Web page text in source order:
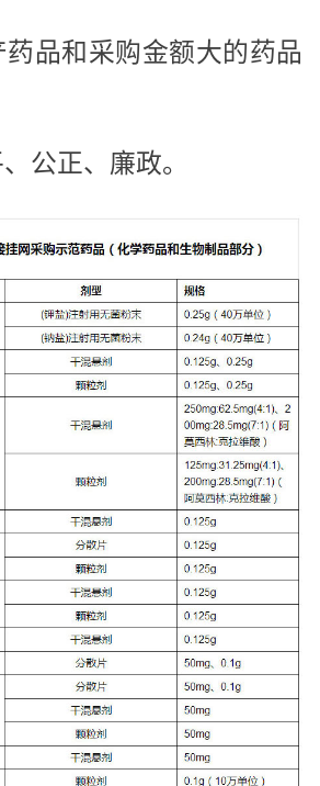
品和采购金额大的药品
公正、廉政。